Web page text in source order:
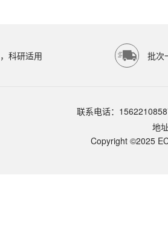
件。一般生物科研试剂建议在2-8℃或-
存产品一般1-3个工作日内发货。如遇缺
科研适用 批次
联系电话：
地
Copyright ©2025